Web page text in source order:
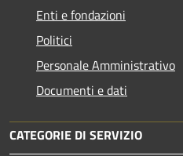
Enti e fondazioni
Politici
Personale Amministrativo
Documenti e dati
CATEGORIE DI SERVIZIO